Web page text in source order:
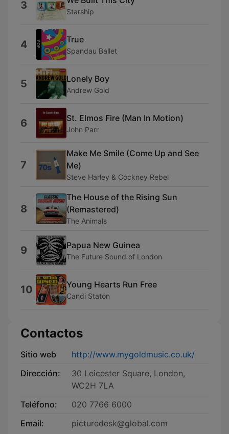
3 Starship
4 True
Spandau Ballet
5 Lonely Boy
Andrew Gold
6 St. Elmos Fire (Man In Motion)
John Parr
7
Make Me Smile (Come Up and See
Me)
Steve Harley & Cockney Rebel
8
The House of the Rising Sun
(Remastered)
The Animals
9 Papua New Guinea
The Future Sound of London
10 Young Hearts Run Free
Candi Staton
Contactos
Sitio web
http://www.mygoldmusic.co.uk/
Dirección:
30 Leicester Square, London,
WC2H 7LA
Teléfono:
020 7766 6000
Email:
picturedesk@global.com